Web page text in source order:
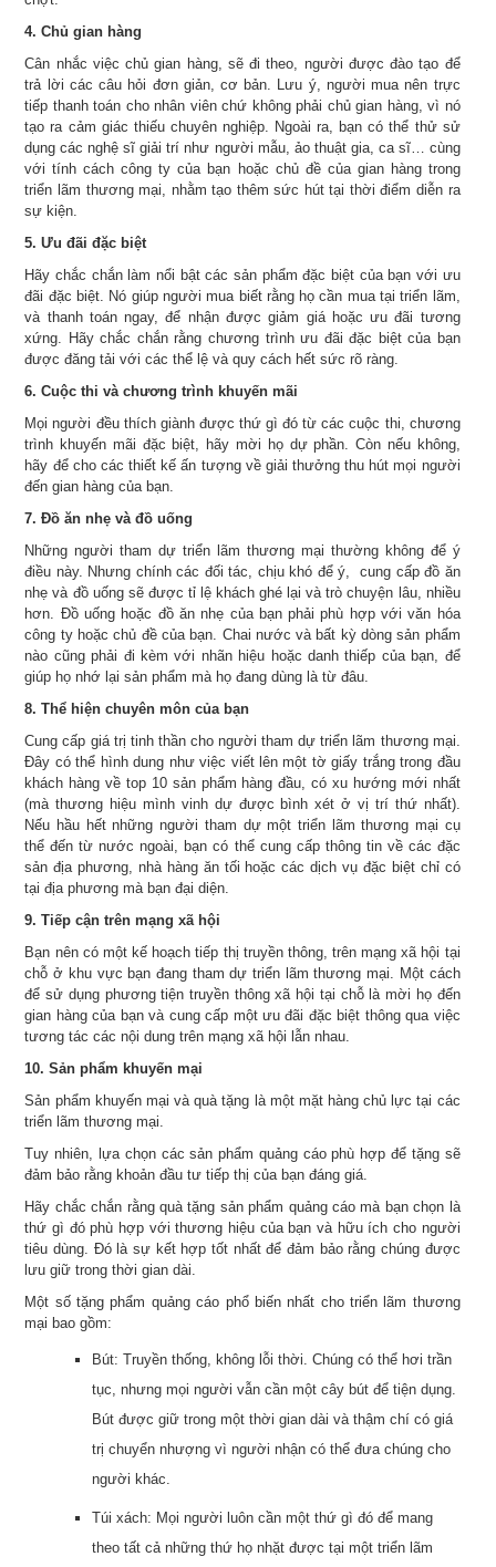
4. Chủ gian hàng
Cân nhắc việc chủ gian hàng, sẽ đi theo, người được đào tạo để
trả lời các câu hỏi đơn giản, cơ bản. Lưu ý, người mua nên trực
tiếp thanh toán cho nhân viên chứ không phải chủ gian hàng, vì nó
tạo ra cảm giác thiếu chuyên nghiệp. Ngoài ra, bạn có thể thử sử
dụng các nghệ sĩ giải trí như người mẫu, ảo thuật gia, ca sĩ… cùng
với tính cách công ty của bạn hoặc chủ đề của gian hàng trong
triển lãm thương mại, nhằm tạo thêm sức hút tại thời điểm diễn ra
sự kiện.
5. Ưu đãi đặc biệt
Hãy chắc chắn làm nổi bật các sản phẩm đặc biệt của bạn với ưu
đãi đặc biệt. Nó giúp người mua biết rằng họ cần mua tại triển lãm,
và thanh toán ngay, để nhận được giảm giá hoặc ưu đãi tương
xứng. Hãy chắc chắn rằng chương trình ưu đãi đặc biệt của bạn
được đăng tải với các thể lệ và quy cách hết sức rõ ràng.
6. Cuộc thi và chương trình khuyến mãi
Mọi người đều thích giành được thứ gì đó từ các cuộc thi, chương
trình khuyến mãi đặc biệt, hãy mời họ dự phần. Còn nếu không,
hãy để cho các thiết kế ấn tượng về giải thưởng thu hút mọi người
đến gian hàng của bạn.
7. Đồ ăn nhẹ và đồ uống
Những người tham dự triển lãm thương mại thường không để ý
điều này. Nhưng chính các đối tác, chịu khó để ý, cung cấp đồ ăn
nhẹ và đồ uống sẽ được tỉ lệ khách ghé lại và trò chuyện lâu, nhiều
hơn. Đồ uống hoặc đồ ăn nhẹ của bạn phải phù hợp với văn hóa
công ty hoặc chủ đề của bạn. Chai nước và bất kỳ dòng sản phẩm
nào cũng phải đi kèm với nhãn hiệu hoặc danh thiếp của bạn, để
giúp họ nhớ lại sản phẩm mà họ đang dùng là từ đâu.
8. Thể hiện chuyên môn của bạn
Cung cấp giá trị tinh thần cho người tham dự triển lãm thương mại.
Đây có thể hình dung như việc viết lên một tờ giấy trắng trong đầu
khách hàng về top 10 sản phẩm hàng đầu, có xu hướng mới nhất
(mà thương hiệu mình vinh dự được bình xét ở vị trí thứ nhất).
Nếu hầu hết những người tham dự một triển lãm thương mại cụ
thể đến từ nước ngoài, bạn có thể cung cấp thông tin về các đặc
sản địa phương, nhà hàng ăn tối hoặc các dịch vụ đặc biệt chỉ có
tại địa phương mà bạn đại diện.
9. Tiếp cận trên mạng xã hội
Bạn nên có một kế hoạch tiếp thị truyền thông, trên mạng xã hội tại
chỗ ở khu vực bạn đang tham dự triển lãm thương mại. Một cách
để sử dụng phương tiện truyền thông xã hội tại chỗ là mời họ đến
gian hàng của bạn và cung cấp một ưu đãi đặc biệt thông qua việc
tương tác các nội dung trên mạng xã hội lẫn nhau.
10. Sản phẩm khuyến mại
Sản phẩm khuyến mại và quà tặng là một mặt hàng chủ lực tại các
triển lãm thương mại.
Tuy nhiên, lựa chọn các sản phẩm quảng cáo phù hợp để tặng sẽ
đảm bảo rằng khoản đầu tư tiếp thị của bạn đáng giá.
Hãy chắc chắn rằng quà tặng sản phẩm quảng cáo mà bạn chọn là
thứ gì đó phù hợp với thương hiệu của bạn và hữu ích cho người
tiêu dùng. Đó là sự kết hợp tốt nhất để đảm bảo rằng chúng được
lưu giữ trong thời gian dài.
Một số tặng phẩm quảng cáo phổ biến nhất cho triển lãm thương
mại bao gồm:
Bút: Truyền thống, không lỗi thời. Chúng có thể hơi trần
tục, nhưng mọi người vẫn cần một cây bút để tiện dụng.
Bút được giữ trong một thời gian dài và thậm chí có giá
trị chuyển nhượng vì người nhận có thể đưa chúng cho
người khác.
Túi xách: Mọi người luôn cần một thứ gì đó để mang
theo tất cả những thứ họ nhặt được tại một triển lãm